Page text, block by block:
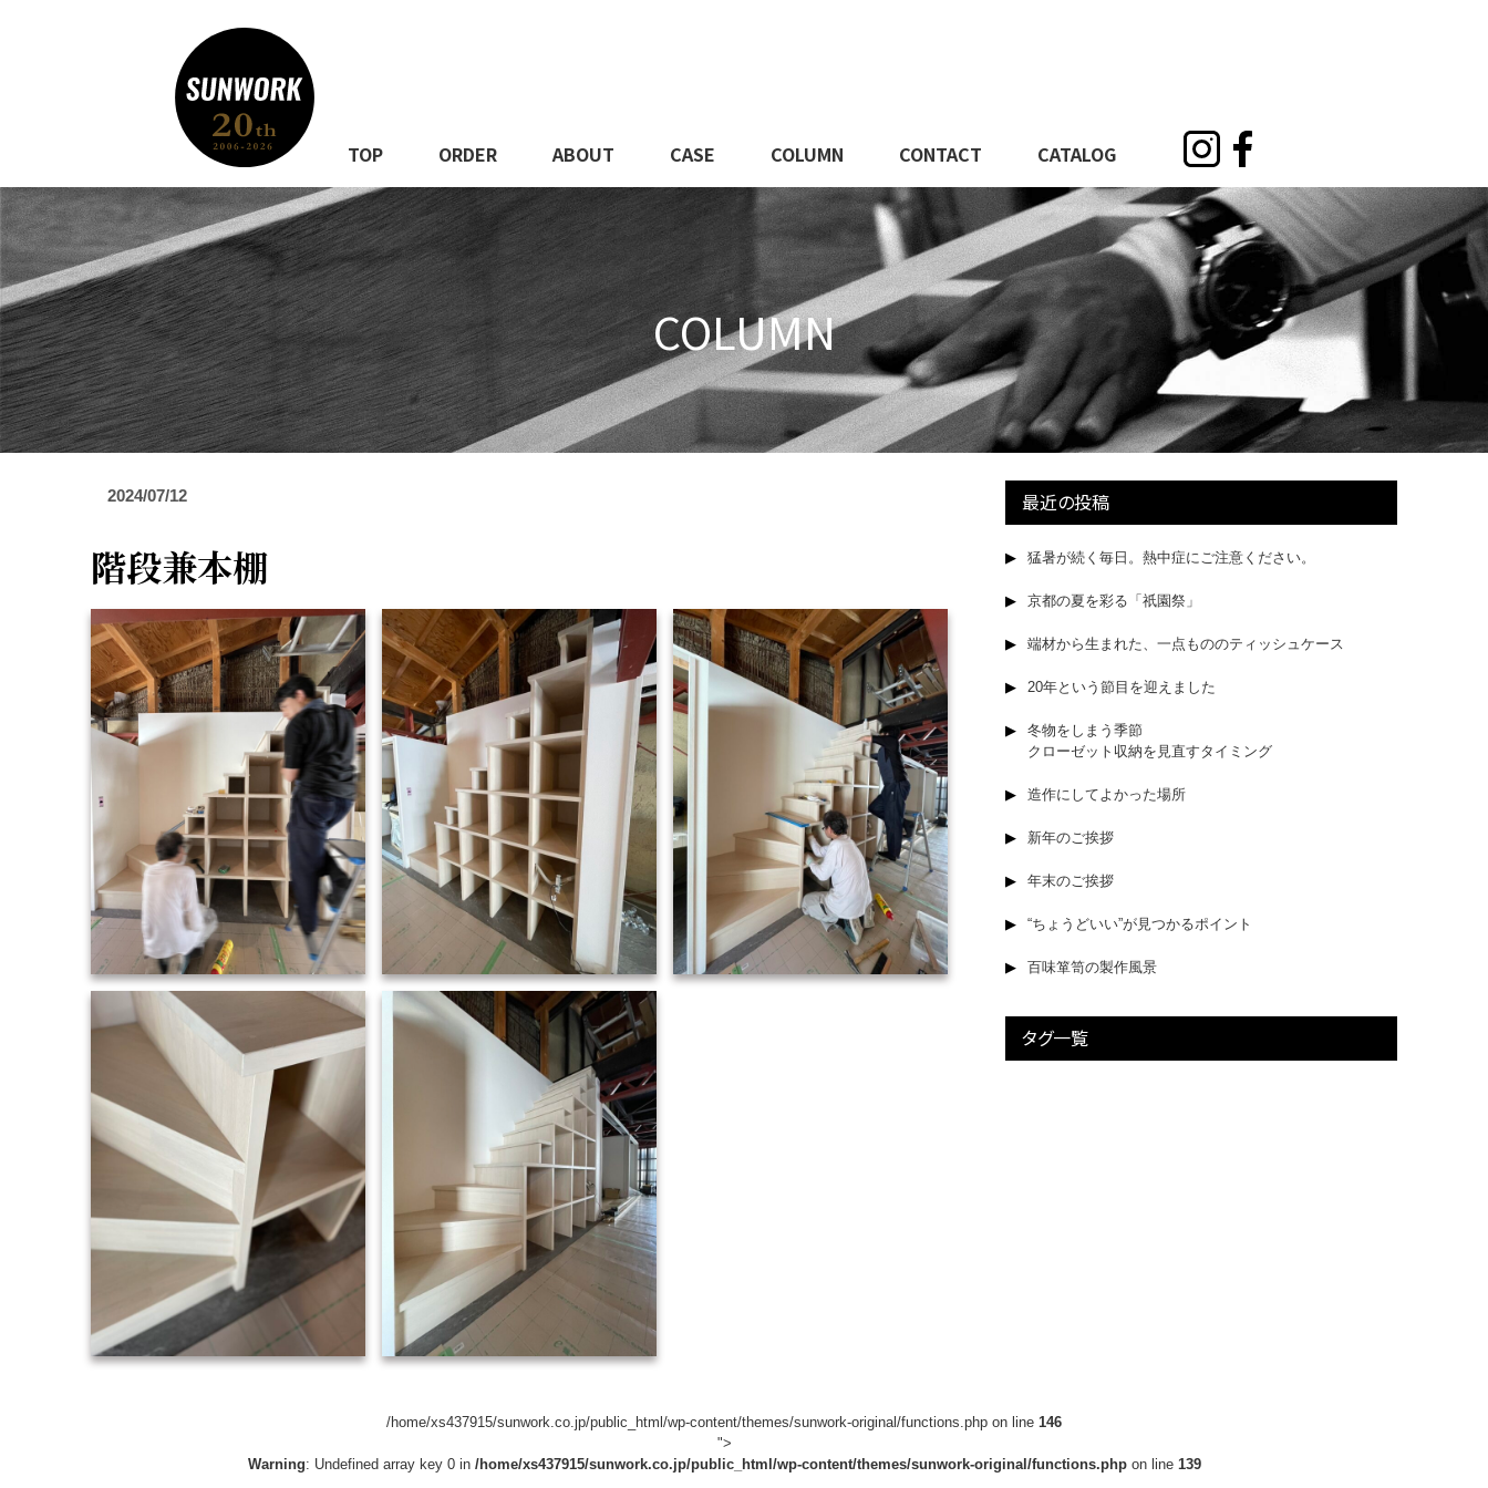
TOP ORDER ABOUT CASE COLUMN CONTACT CATALOG
COLUMN
2024/07/12
階段兼本棚
最近の投稿
猛暑が続く毎日。熱中症にご注意ください。
京都の夏を彩る「祇園祭」
端材から生まれた、一点もののティッシュケース
20年という節目を迎えました
冬物をしまう季節
クローゼット収納を見直すタイミング
造作にしてよかった場所
新年のご挨拶
年末のご挨拶
“ちょうどいい”が見つかるポイント
百味箪笥の製作風景
タグ一覧
/home/xs437915/sunwork.co.jp/public_html/wp-content/themes/sunwork-original/functions.php on line 146
">
Warning: Undefined array key 0 in /home/xs437915/sunwork.co.jp/public_html/wp-content/themes/sunwork-original/functions.phpon line 139